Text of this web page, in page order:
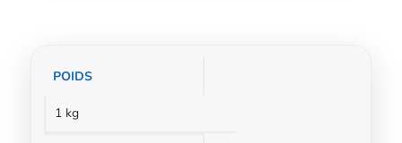
Informations
POIDS
1 kg